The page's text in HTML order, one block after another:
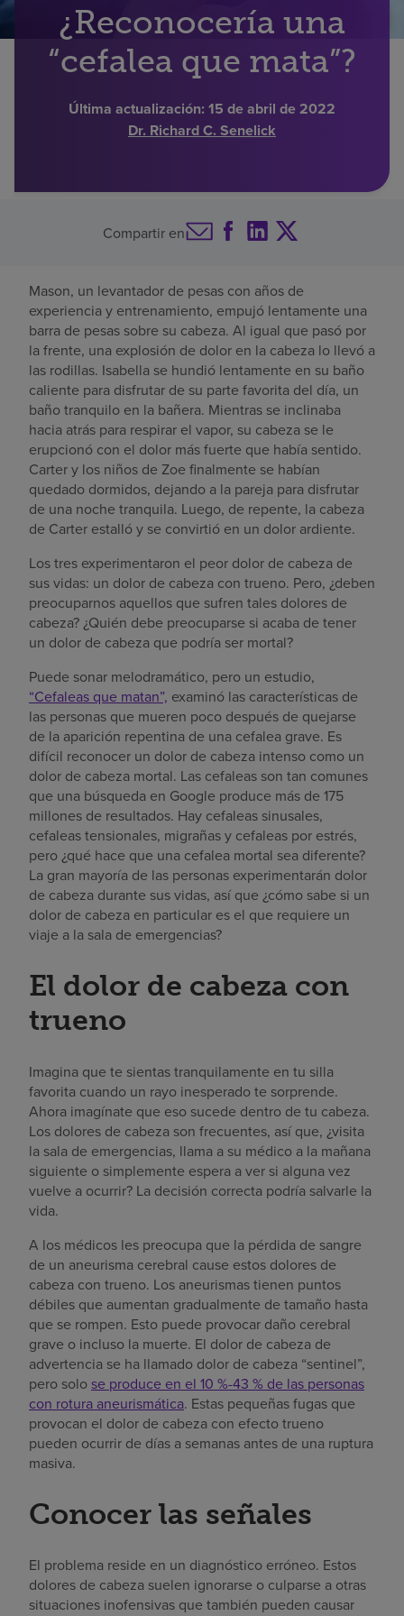
Buscar un centro
¿Reconocería una
“cefalea que mata”?
Última actualización: 15 de abril de 2022
Dr. Richard C. Senelick
Compartir en
Mason, un levantador de pesas con años de
experiencia y entrenamiento, empujó lentamente una
barra de pesas sobre su cabeza. Al igual que pasó por
la frente, una explosión de dolor en la cabeza lo llevó a
las rodillas. Isabella se hundió lentamente en su baño
caliente para disfrutar de su parte favorita del día, un
baño tranquilo en la bañera. Mientras se inclinaba
hacia atrás para respirar el vapor, su cabeza se le
erupcionó con el dolor más fuerte que había sentido.
Carter y los niños de Zoe finalmente se habían
quedado dormidos, dejando a la pareja para disfrutar
de una noche tranquila. Luego, de repente, la cabeza
de Carter estalló y se convirtió en un dolor ardiente.
Los tres experimentaron el peor dolor de cabeza de
sus vidas: un dolor de cabeza con trueno. Pero, ¿deben
preocuparnos aquellos que sufren tales dolores de
cabeza? ¿Quién debe preocuparse si acaba de tener
un dolor de cabeza que podría ser mortal?
Puede sonar melodramático, pero un estudio,
“Cefaleas que matan”, examinó las características de
las personas que mueren poco después de quejarse
de la aparición repentina de una cefalea grave. Es
difícil reconocer un dolor de cabeza intenso como un
dolor de cabeza mortal. Las cefaleas son tan comunes
que una búsqueda en Google produce más de 175
millones de resultados. Hay cefaleas sinusales,
cefaleas tensionales, migrañas y cefaleas por estrés,
pero ¿qué hace que una cefalea mortal sea diferente?
La gran mayoría de las personas experimentarán dolor
de cabeza durante sus vidas, así que ¿cómo sabe si un
dolor de cabeza en particular es el que requiere un
viaje a la sala de emergencias?
El dolor de cabeza con
trueno
Imagina que te sientas tranquilamente en tu silla
favorita cuando un rayo inesperado te sorprende.
Ahora imagínate que eso sucede dentro de tu cabeza.
Los dolores de cabeza son frecuentes, así que, ¿visita
la sala de emergencias, llama a su médico a la mañana
siguiente o simplemente espera a ver si alguna vez
vuelve a ocurrir? La decisión correcta podría salvarle la
vida.
A los médicos les preocupa que la pérdida de sangre
de un aneurisma cerebral cause estos dolores de
cabeza con trueno. Los aneurismas tienen puntos
débiles que aumentan gradualmente de tamaño hasta
que se rompen. Esto puede provocar daño cerebral
grave o incluso la muerte. El dolor de cabeza de
advertencia se ha llamado dolor de cabeza “sentinel”,
pero solose produce en el 10 %-43 % de las personas
con rotura aneurismática. Estas pequeñas fugas que
provocan el dolor de cabeza con efecto trueno
pueden ocurrir de días a semanas antes de una ruptura
masiva.
Conocer las señales
El problema reside en un diagnóstico erróneo. Estos
dolores de cabeza suelen ignorarse o culparse a otras
situaciones inofensivas que también pueden causar